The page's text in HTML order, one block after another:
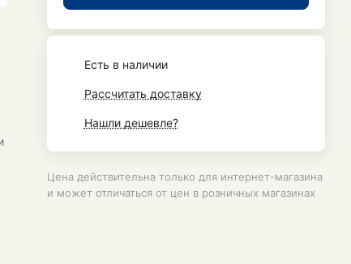
Есть в наличии
Рассчитать доставку
Нашли дешевле?
Цена действительна только для интернет-магазина
и может отличаться от цен в розничных магазинах